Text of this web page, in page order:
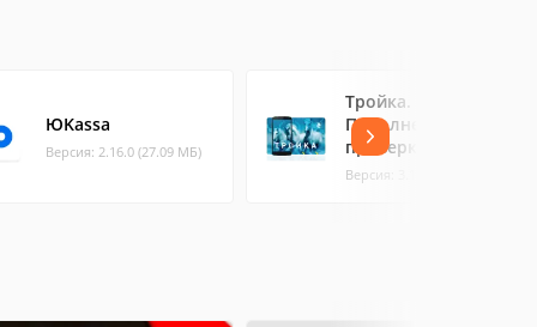
ЮKassa
Версия: 2.16.0 (27.09 МБ)
Тройка.
Пополнение и
проверка
Версия: 3.19.95 (22.72 МБ)